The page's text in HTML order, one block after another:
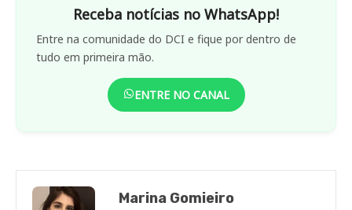
Receba notícias no WhatsApp!
Entre na comunidade do DCI e fique por dentro de
tudo em primeira mão.
ENTRE NO CANAL
Marina Gomieiro